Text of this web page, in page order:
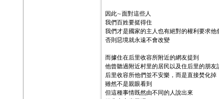
因此∼面對這些人
我們百姓要挺得住
我們才是國家的主人也有絕對的權利要求他
否則惡境就永遠不會改變
而據住在后里收容所附近的網友提到
他曾聽過附近村里的居民以及住后里的朋友
后里收容所他們並不安樂，而是直接焚化掉
雖然不是親眼看到
但這種事情既然由不同的人說出來